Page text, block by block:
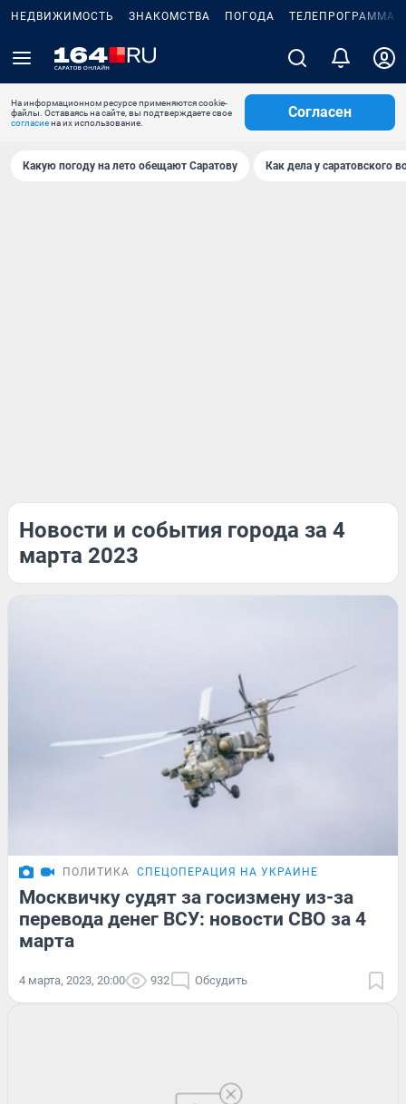
НЕДВИЖИМОСТЬ ЗНАКОМСТВА ПОГОДА ТЕЛЕПРОГРАММА
На информационном ресурсе применяются cookie-
файлы. Оставаясь на сайте, вы подтверждаете свое
согласиена их использование.
Согласен
Какую погоду на лето обещают Саратову Как дела у саратовского
Новости и события города за 4
марта 2023
ПОЛИТИКА СПЕЦОПЕРАЦИЯ НА УКРАИНЕ
Москвичку судят за госизмену из-за
перевода денег ВСУ: новости СВО за 4
марта
4 марта, 2023, 20:00 932 Обсудить